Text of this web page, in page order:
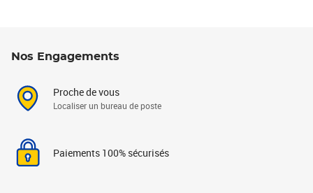
Nos Engagements
Proche de vous
Localiser un bureau de poste
Paiements 100% sécurisés